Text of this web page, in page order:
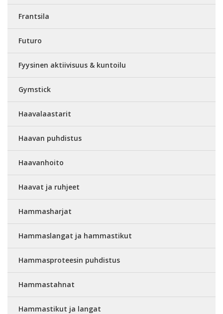
Frantsila
Futuro
Fyysinen aktiivisuus & kuntoilu
Gymstick
Haavalaastarit
Haavan puhdistus
Haavanhoito
Haavat ja ruhjeet
Hammasharjat
Hammaslangat ja hammastikut
Hammasproteesin puhdistus
Hammastahnat
Hammastikut ja langat